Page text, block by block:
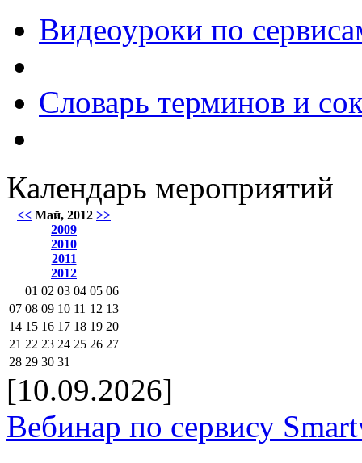
Видеоуроки по
Словарь терминов и
Календарь мероприятий
<< Май, 2012 >>
2009
2010
2011
2012
01 02 03 04 05 06
07 08 09 10 11 12 13
14 15 16 17 18 19 20
21 22 23 24 25 26 27
28 29 30 31
[10.09.2026]
Вебинар по сервису